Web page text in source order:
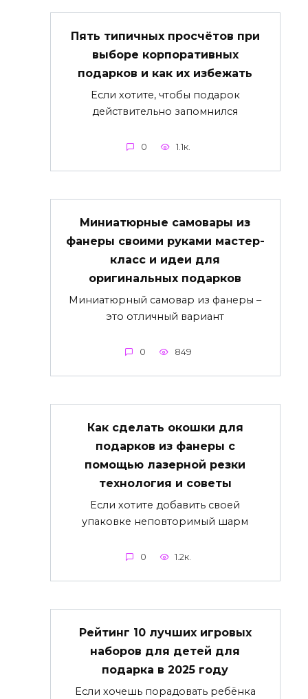
Пять типичных просчётов при
выборе корпоративных
подарков и как их избежать
Если хотите, чтобы подарок
действительно запомнился
0 1.1к.
Миниатюрные самовары из
фанеры своими руками мастер-
класс и идеи для
оригинальных подарков
Миниатюрный самовар из фанеры –
это отличный вариант
0 849
Как сделать окошки для
подарков из фанеры с
помощью лазерной резки
технология и советы
Если хотите добавить своей
упаковке неповторимый шарм
0 1.2к.
Рейтинг 10 лучших игровых
наборов для детей для
подарка в 2025 году
Если хочешь порадовать ребёнка